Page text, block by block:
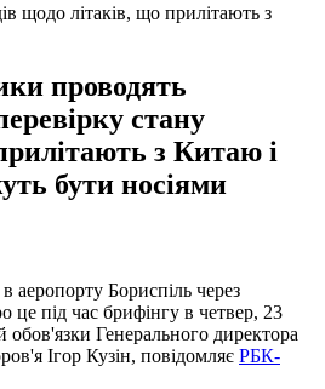
щодо літаків, що прилітають з
проводять
стану
з Китаю і
бути носіями
аеропорту Бориспіль через
це під час брифінгу в четвер, 23
обов'язки Генерального директора
Ігор Кузін, повідомляє РБК-